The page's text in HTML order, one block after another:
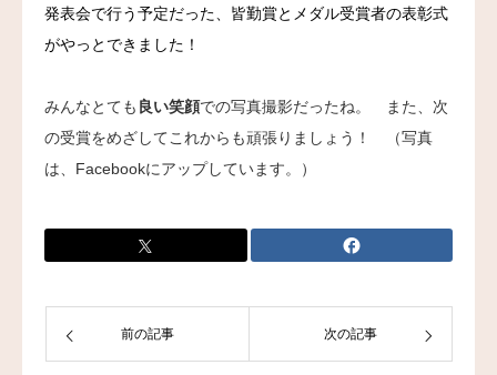
発表会で行う予定だった、皆勤賞とメダル受賞者の表彰式
がやっとできました！
みんなとても 良い笑顔での写真撮影だったね。 また、次
の受賞をめざしてこれからも頑張りましょう！ （写真
は、Facebookにアップしています。）
前の記事 次の記事
教室概要
よくある質問
ブログ